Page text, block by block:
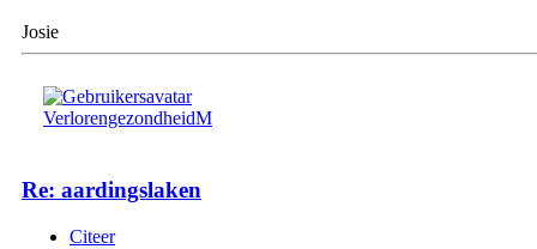
Josie
VerlorengezondheidM
Re: aardingslaken
Citeer